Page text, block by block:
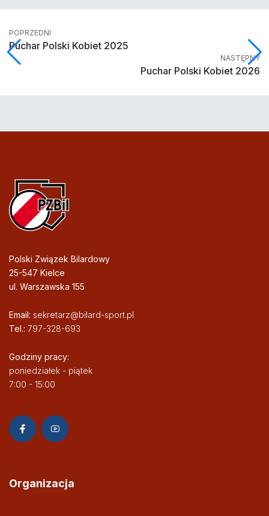
POPRZEDNI
Puchar Polski Kobiet 2025
NASTĘPNY
Puchar Polski Kobiet 2026
Polski Związek Bilardowy
25-547 Kielce
ul. Warszawska 155
Email: sekretarz@bilard-sport.pl
Tel.: 797-328-693
Godziny pracy:
poniedziałek - piątek
7:00 - 15:00
Organizacja